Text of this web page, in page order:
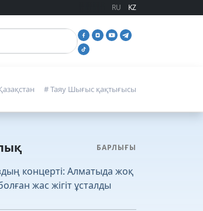
RU KZ
# Таяу Шығыс қақтығысы
БАРЛЫҒЫ
концерті: Алматыда жоқ
жас жігіт ұсталды